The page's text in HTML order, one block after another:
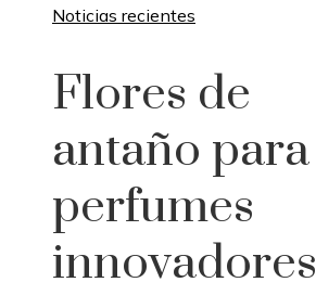
Noticias recientes
Flores de
antaño para
perfumes
innovadores